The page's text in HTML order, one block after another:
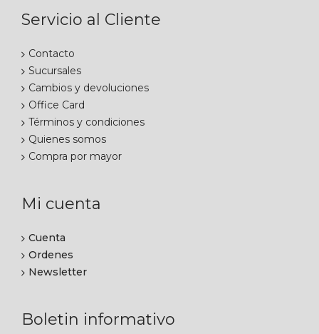
Servicio al Cliente
Contacto
Sucursales
Cambios y devoluciones
Office Card
Términos y condiciones
Quienes somos
Compra por mayor
Mi cuenta
Cuenta
Ordenes
Newsletter
Boletin informativo